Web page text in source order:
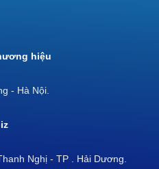
hiệu
- Hà Nội.
Nghị - TP . Hải Dương.